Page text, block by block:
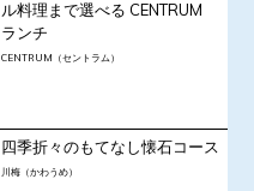
ル料理まで選べる CENTRUM
ランチ
CENTRUM（セントラム）
四季折々のもてなし懐石コース
川梅（かわうめ）